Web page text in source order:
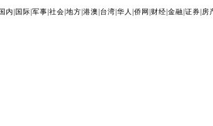
国内 国际 军事 社会 地方 港澳 台湾 华人 侨网 财经 金融 证券 房